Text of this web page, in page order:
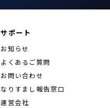
サポート
お知らせ
よくあるご質問
お問い合わせ
なりすまし報告窓口
運営会社